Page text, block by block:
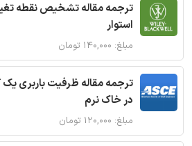
ترجمه مقاله تشخیص نقطه
استوار
مبلغ: ۱۴۰,۰۰۰ تومان
ترجمه مقاله ظرفیت باربری
در خاک نرم
مبلغ: ۱۲۰,۰۰۰ تومان